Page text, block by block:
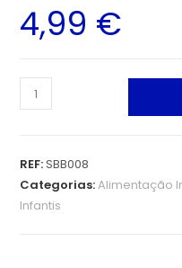
4,99 €
REF:SBB008
Categorias:Alimentação
Infantis